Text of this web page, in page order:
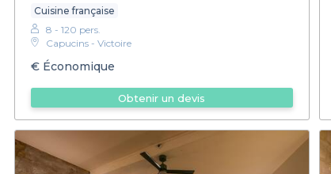
Cuisine française
8 - 120 pers.
Capucins - Victoire
€ Économique
Obtenir un devis